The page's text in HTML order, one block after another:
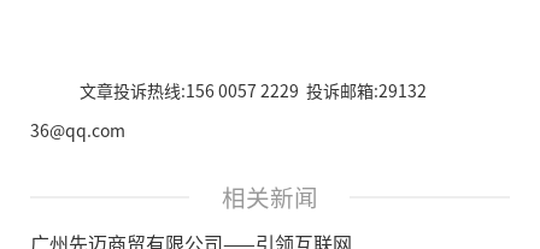
文章投诉热线:156 0057 2229 投诉邮箱:29132
36@qq.com
相关新闻
广州先迈商贸有限公司——引领互联网